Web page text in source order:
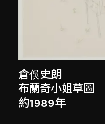
倉俁史朗
布蘭奇小姐草圖
約1989年